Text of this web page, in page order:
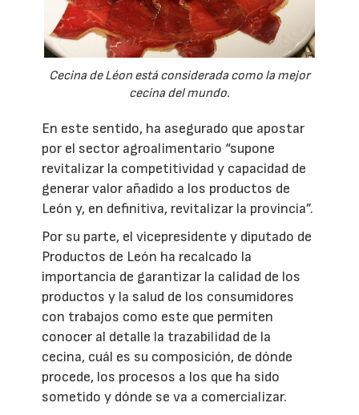
Cecina de Léon está considerada como la mejor
cecina del mundo.
En este sentido, ha asegurado que apostar
por el sector agroalimentario “supone
revitalizar la competitividad y capacidad de
generar valor añadido a los productos de
León y, en definitiva, revitalizar la provincia”.
Por su parte, el vicepresidente y diputado de
Productos de León ha recalcado la
importancia de garantizar la calidad de los
productos y la salud de los consumidores
con trabajos como este que permiten
conocer al detalle la trazabilidad de la
cecina, cuál es su composición, de dónde
procede, los procesos a los que ha sido
sometido y dónde se va a comercializar.